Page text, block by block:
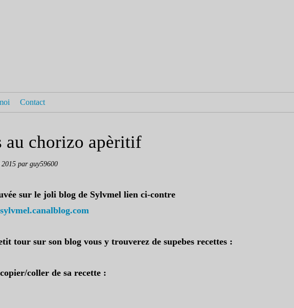
Contact
au chorizo apèritif
2015 par guy59600
sur le joli blog de Sylvmel lien ci-contre
tour sur son blog vous y trouverez de supebes recettes :
coller de sa recette :